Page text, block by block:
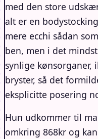
med den store
alt er en
mere ecchi sådan
ben, men i det
synlige kønsorganer,
bryster, så det
eksplicitte posering
Hun udkommer til
omkring 868kr og